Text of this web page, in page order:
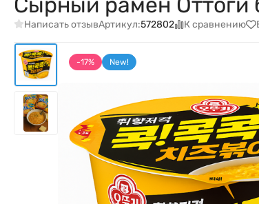
Написать отзывАртикул:572802 К сравнению
-17% New!